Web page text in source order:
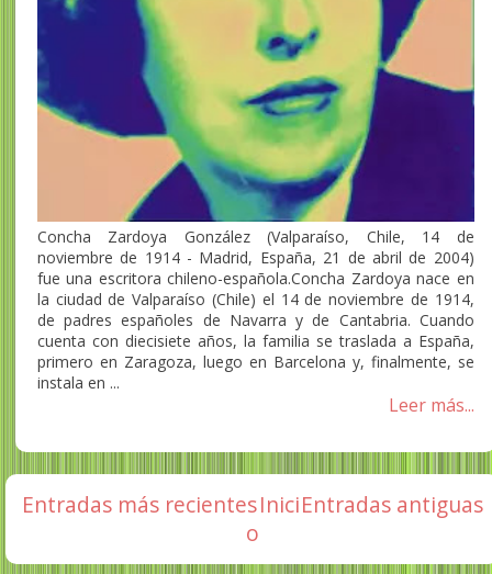
Concha Zardoya González (Valparaíso, Chile, 14 de
noviembre de 1914 - Madrid, España, 21 de abril de 2004)
fue una escritora chileno-española.Concha Zardoya nace en
la ciudad de Valparaíso (Chile) el 14 de noviembre de 1914,
de padres españoles de Navarra y de Cantabria. Cuando
cuenta con diecisiete años, la familia se traslada a España,
primero en Zaragoza, luego en Barcelona y, finalmente, se
instala en ...
Leer más...
Entradas más recientes Entradas antiguas
Inici
o